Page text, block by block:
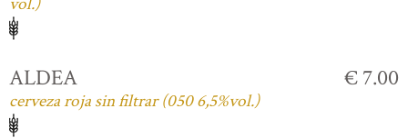
ALDEA
cerveza roja sin filtrar (050 6,5%vol.)
€ 7.00